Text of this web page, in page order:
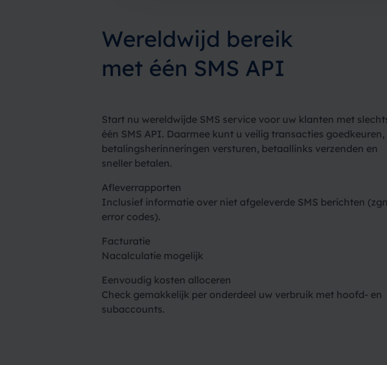
Wereldwijd bereik
met één SMS API
Start nu wereldwijde SMS service voor uw klanten met
één SMS API. Daarmee kunt u veilig transacties goedkeuren,
betalingsherinneringen versturen, betaallinks verzenden en
sneller betalen.
Afleverrapporten
Inclusief informatie over niet afgeleverde SMS berichten
error codes).
Facturatie
Nacalculatie mogelijk
Eenvoudig kosten alloceren
Check gemakkelijk per onderdeel uw verbruik met hoofd- en
subaccounts.